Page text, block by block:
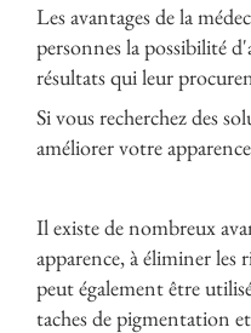
Les avantages de la
personnes la possibilité
résultats qui leur
Si vous recherchez des
améliorer votre
Il existe de nombreux
apparence, à éliminer
peut également être
taches de pigmentation